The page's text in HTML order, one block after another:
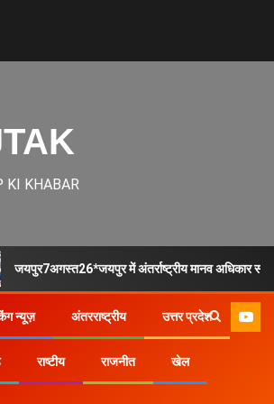
KI KHABAR
जयपुर7अगस्त26*जयपुर में अंतर्राष्ट्रीय मानव अधिकार
न्यूज़ अंतरराष्ट्रीय उत्तर प्रदेश
राष्टीय राजनीत खेल